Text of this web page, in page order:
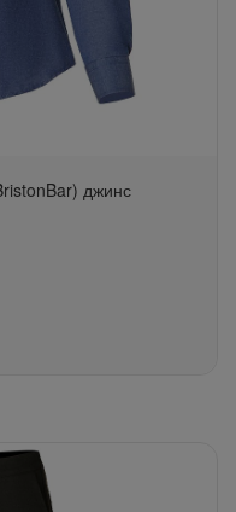
джинс